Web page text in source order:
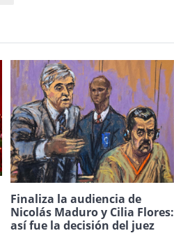
Finaliza la audiencia de
Nicolás Maduro y Cilia Flores:
así fue la decisión del juez